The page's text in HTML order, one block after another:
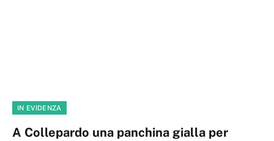
IN EVIDENZA
A Collepardo una panchina gialla per